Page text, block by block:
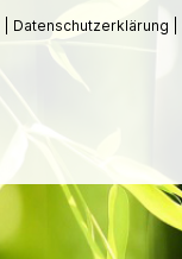
Datenschutzerklärung